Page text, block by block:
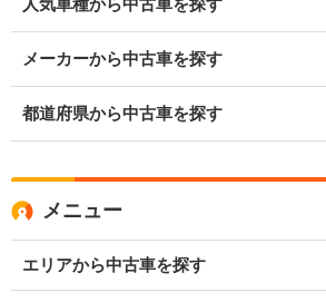
メーカーから中古車を探す
都道府県から中古車を探す
メニュー
エリアから中古車を探す